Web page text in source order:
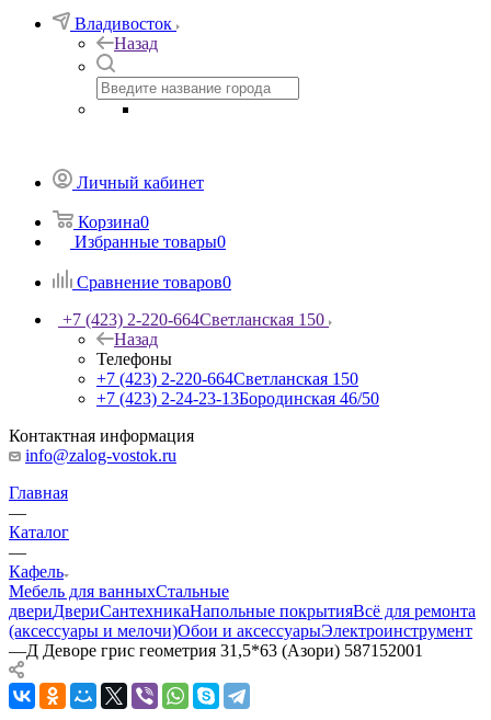
Владивосток
Назад
Личный кабинет
Корзина0
Избранные товары0
Сравнение товаров0
+7 (423) 2-220-664Светланская 150
Назад
Телефоны
+7 (423) 2-220-664Светланская 150
+7 (423) 2-24-23-13Бородинская 46/50
Контактная информация
info@zalog-vostok.ru
Главная
—
Каталог
—
Кафель
Мебель для ванныхСтальные
двериДвериСантехникаНапольные покрытияВсё для ремонта
(аксессуары и мелочи)Обои и аксессуарыЭлектроинструмент
—Д Деворе грис геометрия 31,5*63 (Азори) 587152001